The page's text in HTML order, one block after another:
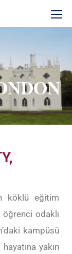
köklü eğitim
öğrenci odaklı
kampüsü
yakın